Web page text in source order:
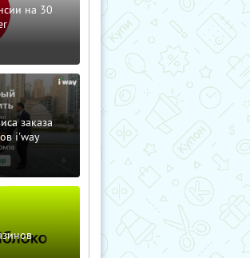
на 30
заказа
i'way